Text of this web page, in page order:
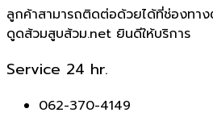
ลูกค้าสามารถติดต่อด้วยได้ที่ช่องทา
ดูดส้วมสูบส้วม.net ยินดีให้บริการ
Service 24 hr.
062-370-4149